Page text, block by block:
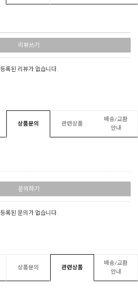
리뷰쓰기
등록된 리뷰가 없습니다.
상품문의 관련상품
배송/교환
안내
문의하기
등록된 문의가 없습니다.
상품문의 관련상품
배송/교환
안내